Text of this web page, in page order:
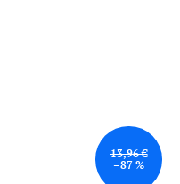
13,96 €
–87 %